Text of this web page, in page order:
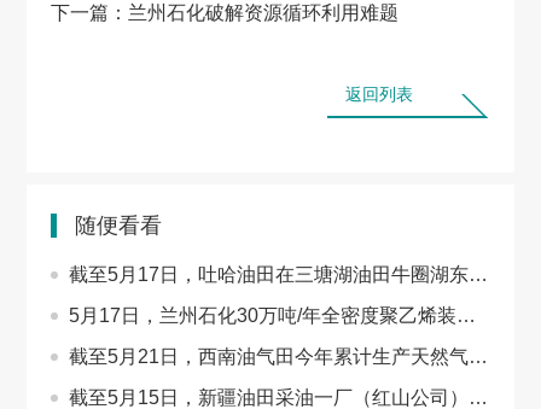
下一篇： 兰州石化破解资源循环利用难题
返回列表
随便看看
截至5月17日，吐哈油田在三塘湖油田牛圈湖东区应用…
5月17日，兰州石化30万吨/年全密度聚乙烯装置地面火…
截至5月21日，西南油气田今年累计生产天然气突破20…
截至5月15日，新疆油田采油一厂（红山公司）首批集…